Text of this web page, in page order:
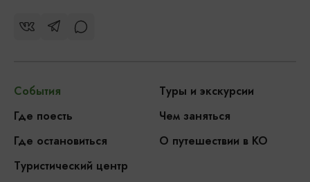
События
Туры и экскурсии
Где поесть
Чем заняться
Где остановиться
О путешествии в КО
Туристический центр